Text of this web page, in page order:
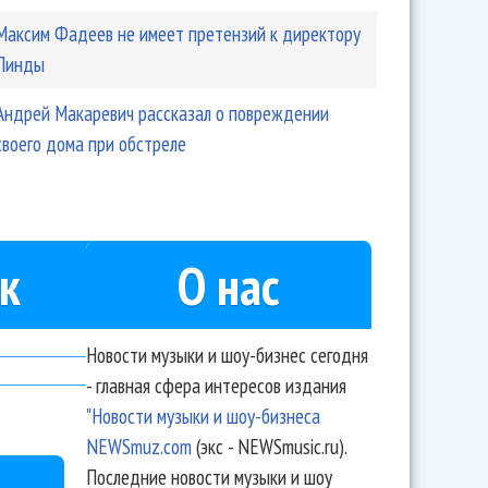
Фадеев не имеет претензий к директору
Макаревич рассказал о повреждении
дома при обстреле
О нас
Новости музыки и шоу-бизнес сегодня
- главная сфера интересов издания
"Новости музыки и шоу-бизнеса
NEWSmuz.com(экс - NEWSmusic.ru).
Последние новости музыки и шоу